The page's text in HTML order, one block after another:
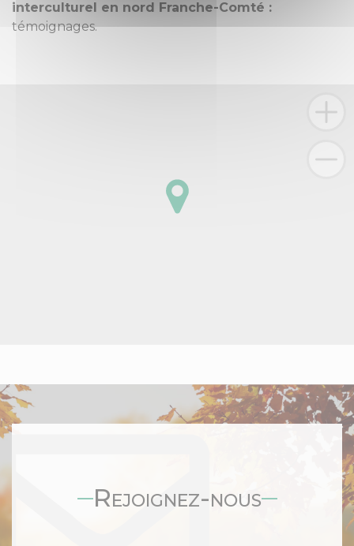
interculturel en nord Franche-Comté :
témoignages.
Rejoignez-nous